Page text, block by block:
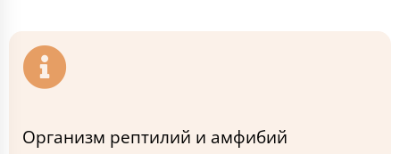
Организм рептилий и амфибий